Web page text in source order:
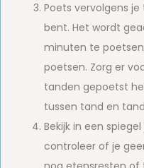
Poets vervolgens
bent. Het wordt
minuten te
poetsen. Zorg er
tanden gepoetst
tussen tand en
Bekijk in een
controleer of je